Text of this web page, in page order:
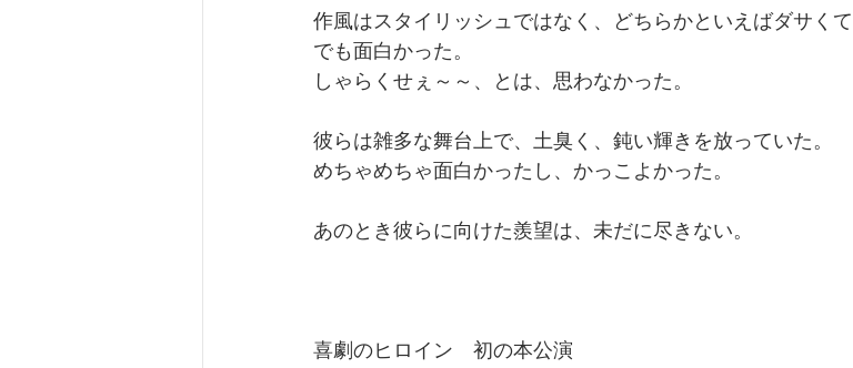
作風はスタイリッシュではなく、どちらかといえばダサく
でも面白かった。
しゃらくせぇ～～、とは、思わなかった。
彼らは雑多な舞台上で、土臭く、鈍い輝きを放っていた。
めちゃめちゃ面白かったし、かっこよかった。
あのとき彼らに向けた羨望は、未だに尽きない。
喜劇のヒロイン　初の本公演